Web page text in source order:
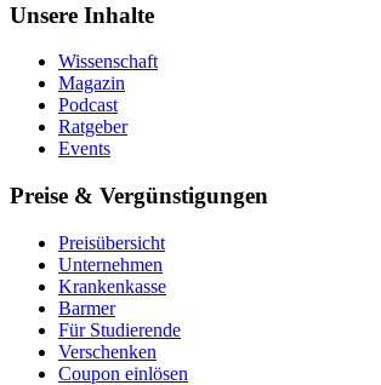
Unsere Inhalte
Wissenschaft
Magazin
Podcast
Ratgeber
Events
Preise & Vergünstigungen
Preisübersicht
Unternehmen
Krankenkasse
Barmer
Für Studierende
Ver­schen­ken
Coupon einlösen